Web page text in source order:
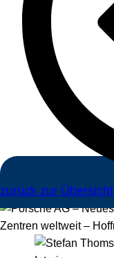
zurück zur Übersicht